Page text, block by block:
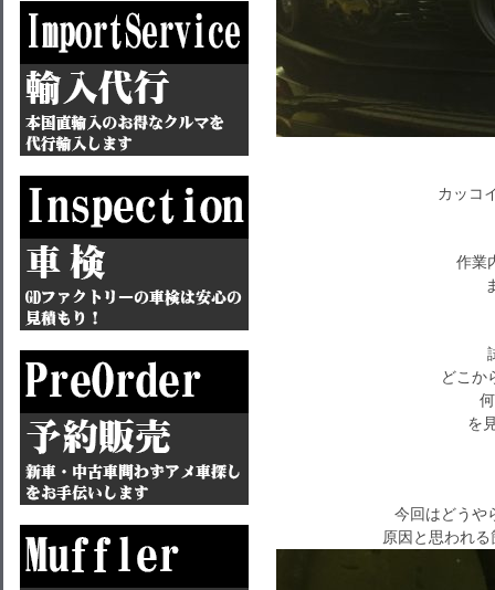
カッコ
作業
どこか
を
今回はどうや
原因と思われ